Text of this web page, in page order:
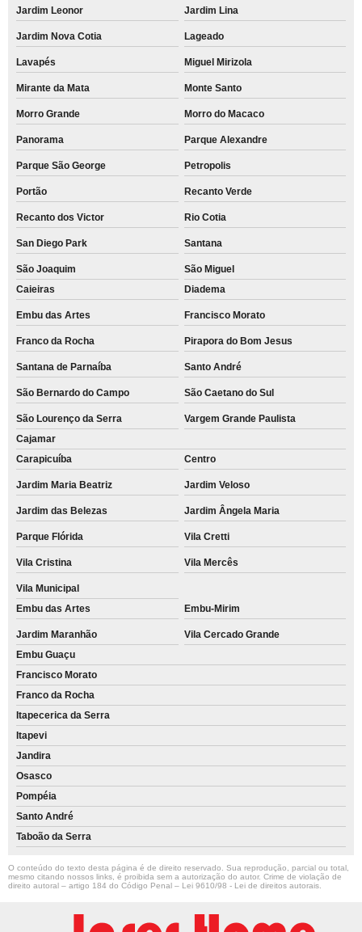
Jardim Leonor Jardim Lina
Jardim Nova Cotia Lageado
Lavapés Miguel Mirizola
Mirante da Mata Monte Santo
Morro Grande Morro do Macaco
Panorama Parque Alexandre
Parque São George Petropolis
Portão Recanto Verde
Recanto dos Victor Rio Cotia
San Diego Park Santana
São Joaquim
São Miguel
Caieiras
Diadema
Embu das Artes Francisco Morato
Franco da Rocha Pirapora do Bom Jesus
Santana de Parnaíba Santo André
São Bernardo do Campo São Caetano do Sul
São Lourenço da Serra
Vargem Grande Paulista
Cajamar
Carapicuíba
Centro
Jardim Maria Beatriz Jardim Veloso
Jardim das Belezas Jardim Ângela Maria
Parque Flórida Vila Cretti
Vila Cristina Vila Mercês
Vila Municipal
Embu das Artes
Embu-Mirim
Jardim Maranhão
Vila Cercado Grande
Embu Guaçu
Francisco Morato
Franco da Rocha
Itapecerica da Serra
Itapevi
Jandira
Osasco
Pompéia
Santo André
Taboão da Serra
O conteúdo do texto desta página é de direito reservado. Sua reprodução, parcial ou total,
mesmo citando nossos links, é proibida sem a autorização do autor. Crime de violação de
direito autoral – artigo 184 do Código Penal – Lei 9610/98 - Lei de direitos autorais